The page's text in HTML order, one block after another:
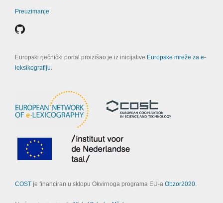
Preuzimanje
Europski rječnički portal proizišao je iz inicijative Europske mreže za e-
leksikografiju.
COSTje financiran u sklopu Okvirnoga programa EU-a Obzor2020.